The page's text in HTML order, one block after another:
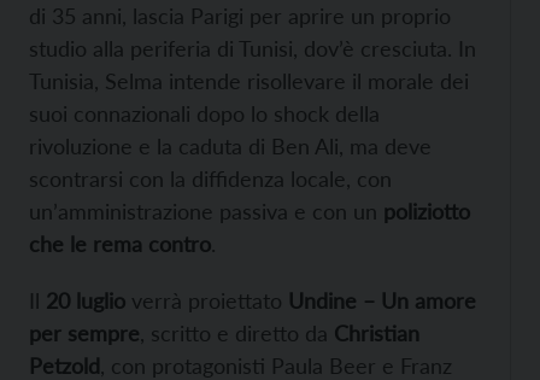
di 35 anni, lascia Parigi per aprire un proprio
studio alla periferia di Tunisi, dov’è cresciuta. In
Tunisia, Selma intende risollevare il morale dei
suoi connazionali dopo lo shock della
rivoluzione e la caduta di Ben Ali, ma deve
scontrarsi con la diffidenza locale, con
un’amministrazione passiva e con un poliziotto
che le rema contro.
Il 20 luglio verrà proiettato Undine – Un amore
per sempre , scritto e diretto da Christian
Petzold , con protagonisti Paula Beer e Franz